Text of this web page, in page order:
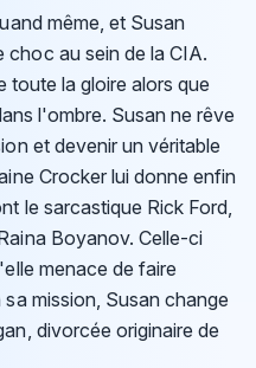
même, et Susan
choc au sein de la CIA.
toute la gloire alors que
l'ombre. Susan ne rêve
et devenir un véritable
Crocker lui donne enfin
le sarcastique Rick Ford,
Boyanov. Celle-ci
menace de faire
mission, Susan change
divorcée originaire de